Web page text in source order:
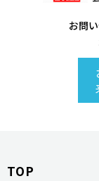
お問
TOP